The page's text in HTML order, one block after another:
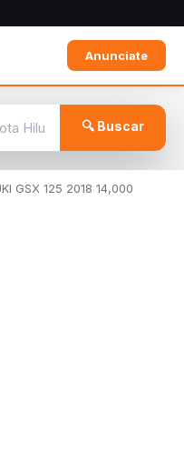
Anunciate
🔍 Buscar
GSX 125 2018 14,000